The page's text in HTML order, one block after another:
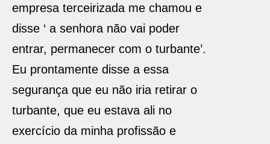
empresa terceirizada me chamou e
disse ‘ a senhora não vai poder
entrar, permanecer com o turbante’.
Eu prontamente disse a essa
segurança que eu não iria retirar o
turbante, que eu estava ali no
exercício da minha profissão e